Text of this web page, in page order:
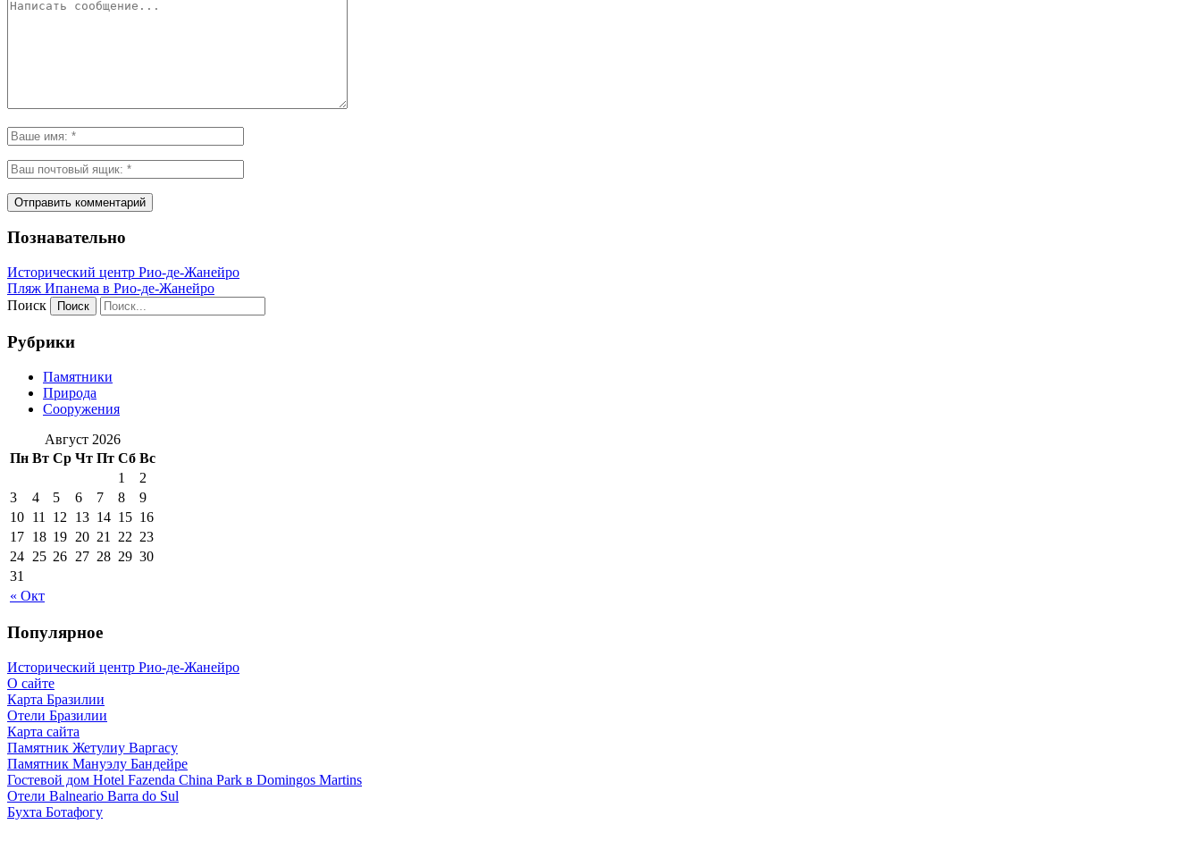
Познавательно
Исторический центр Рио-де-Жанейро
Пляж Ипанема в Рио-де-Жанейро
Поиск
Рубрики
Памятники
Природа
Сооружения
Август 2026
Пн Вт Ср Чт Пт Сб Вс
« Окт
1
2
3
4 5 6 7 8
9
10 11 12 13 14 15 16
17 18 19 20 21 22 23
24 25 26 27 28 29 30
31
Популярное
Исторический центр Рио-де-Жанейро
О сайте
Карта Бразилии
Отели Бразилии
Карта сайта
Памятник Жетулиу Варгасу
Памятник Мануэлу Бандейре
Гостевой дом Hotel Fazenda China Park в Domingos Martins
Отели Balneario Barra do Sul
Бухта Ботафогу